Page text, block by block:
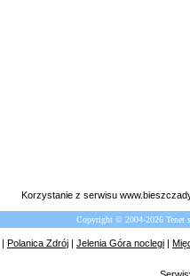
Korzystanie z serwisu
Copyright © 2004-2026
| Polanica Zdrój | Jelenia Góra noclegi |